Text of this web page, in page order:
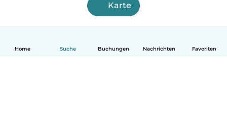
Home Suche Buchungen Nachrichten Favoriten
Karte